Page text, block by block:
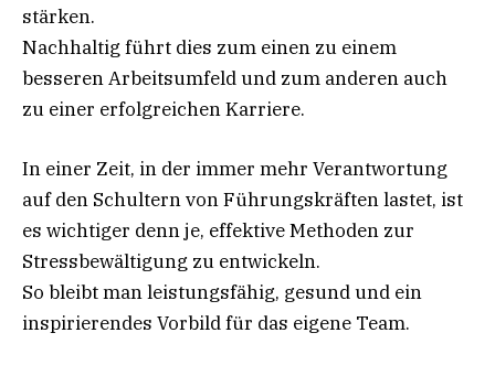
stärken.
Nachhaltig führt dies zum einen zu einem
besseren Arbeitsumfeld und zum anderen auch
zu einer erfolgreichen Karriere.
In einer Zeit, in der immer mehr Verantwortung
auf den Schultern von Führungskräften lastet, ist
es wichtiger denn je, effektive Methoden zur
Stressbewältigung zu entwickeln.
So bleibt man leistungsfähig, gesund und ein
inspirierendes Vorbild für das eigene Team.